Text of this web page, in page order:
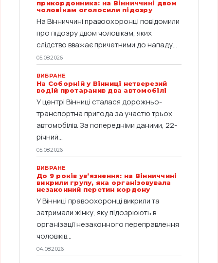
прикордонника: на Вінниччині двом
чоловікам оголосили підозру
На Вінниччині правоохоронці повідомили
про підозру двом чоловікам, яких
слідство вважає причетними до нападу...
05.08.2026
ВИБРАНЕ
На Соборній у Вінниці нетверезий
водій протаранив два автомобілі
У центрі Вінниці сталася дорожньо-
транспортна пригода за участю трьох
автомобілів. За попередніми даними, 22-
річний...
05.08.2026
ВИБРАНЕ
До 9 років ув’язнення: на Вінниччині
викрили групу, яка організовувала
незаконний перетин кордону
У Вінниці правоохоронці викрили та
затримали жінку, яку підозрюють в
організації незаконного переправлення
чоловіків...
04.08.2026